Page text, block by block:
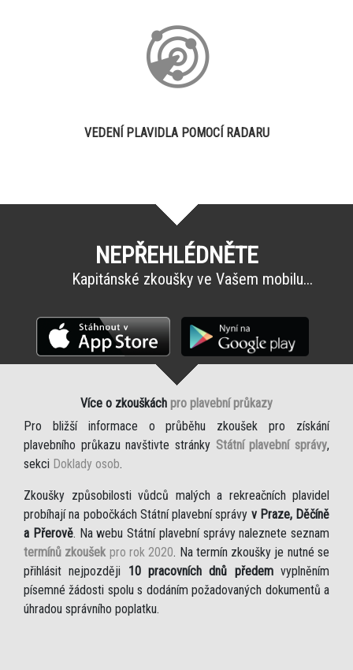
VEDENÍ PLAVIDLA POMOCÍ RADARU
NEPŘEHLÉDNĚTE
Kapitánské zkoušky ve Vašem mobilu...
Více o zkouškách pro plavební průkazy
Pro bližší informace o průběhu zkoušek pro získání
plavebního průkazu navštivte stránky Státní plavební správy,
sekci Doklady osob.
Zkoušky způsobilosti vůdců malých a rekreačních plavidel
probíhají na pobočkách Státní plavební správy v Praze, Děčíně
a Přerově. Na webu Státní plavební správy naleznete seznam
termínů zkoušek pro rok 2020. Na termín zkoušky je nutné se
přihlásit nejpozději 10 pracovních dnů předemvyplněním
písemné žádosti spolu s dodáním požadovaných dokumentů a
úhradou správního poplatku.